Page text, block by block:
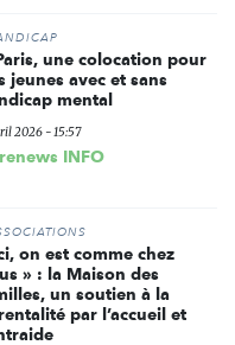
une colocation pour
jeunes avec et sans
mental
2026 - 15:57
INFO
on est comme chez
» : la Maison des
un soutien à la
par l’accueil et